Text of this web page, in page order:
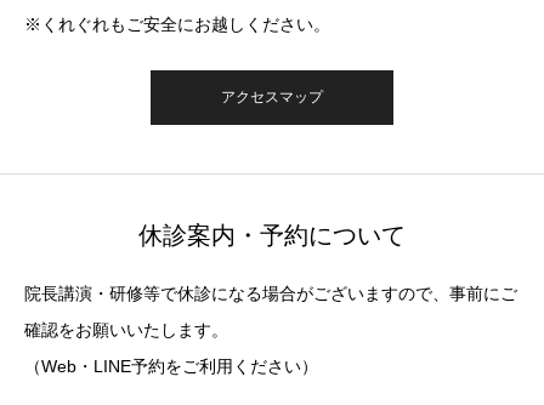
※くれぐれもご安全にお越しください。
アクセスマップ
休診案内・予約について
院長講演・研修等で休診になる場合がございますので、事前にご
確認をお願いいたします。
（Web・LINE予約をご利用ください）